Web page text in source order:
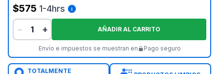
$575 1-4hrs
−
+ AÑADIR AL CARRITO
Envío e impuestos se muestran en Pago seguro
TOTALMENTE